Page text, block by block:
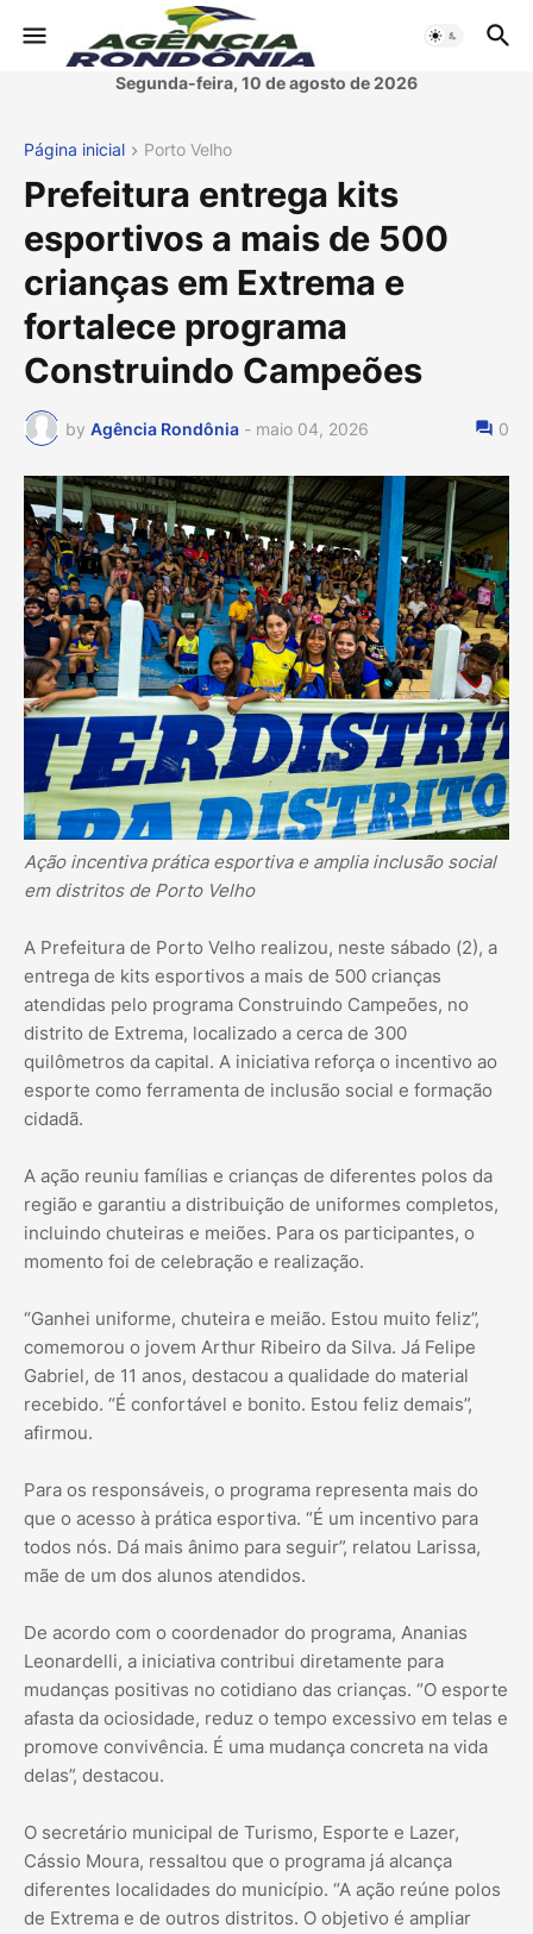
Segunda-feira, 10 de agosto de 2026
Página inicial Porto Velho
Prefeitura entrega kits
esportivos a mais de 500
crianças em Extrema e
fortalece programa
Construindo Campeões
by Agência Rondônia - maio 04, 2026 0
Ação incentiva prática esportiva e amplia inclusão social
em distritos de Porto Velho
A Prefeitura de Porto Velho realizou, neste sábado (2), a
entrega de kits esportivos a mais de 500 crianças
atendidas pelo programa Construindo Campeões, no
distrito de Extrema, localizado a cerca de 300
quilômetros da capital. A iniciativa reforça o incentivo ao
esporte como ferramenta de inclusão social e formação
cidadã.
A ação reuniu famílias e crianças de diferentes polos da
região e garantiu a distribuição de uniformes completos,
incluindo chuteiras e meiões. Para os participantes, o
momento foi de celebração e realização.
“Ganhei uniforme, chuteira e meião. Estou muito feliz”,
comemorou o jovem Arthur Ribeiro da Silva. Já Felipe
Gabriel, de 11 anos, destacou a qualidade do material
recebido. “É confortável e bonito. Estou feliz demais”,
afirmou.
Para os responsáveis, o programa representa mais do
que o acesso à prática esportiva. “É um incentivo para
todos nós. Dá mais ânimo para seguir”, relatou Larissa,
mãe de um dos alunos atendidos.
De acordo com o coordenador do programa, Ananias
Leonardelli, a iniciativa contribui diretamente para
mudanças positivas no cotidiano das crianças. “O esporte
afasta da ociosidade, reduz o tempo excessivo em telas e
promove convivência. É uma mudança concreta na vida
delas”, destacou.
O secretário municipal de Turismo, Esporte e Lazer,
Cássio Moura, ressaltou que o programa já alcança
diferentes localidades do município. “A ação reúne polos
de Extrema e de outros distritos. O objetivo é ampliar